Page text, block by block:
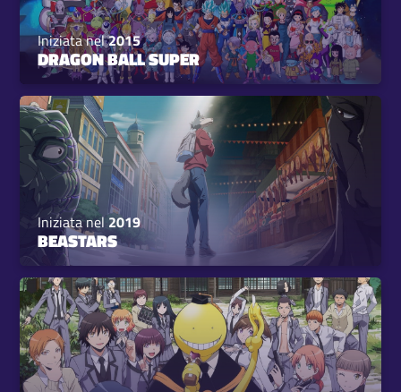
Iniziata nel2015
DRAGON BALL SUPER
Iniziata nel 2019
BEASTARS